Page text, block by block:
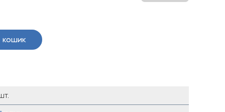
кошик